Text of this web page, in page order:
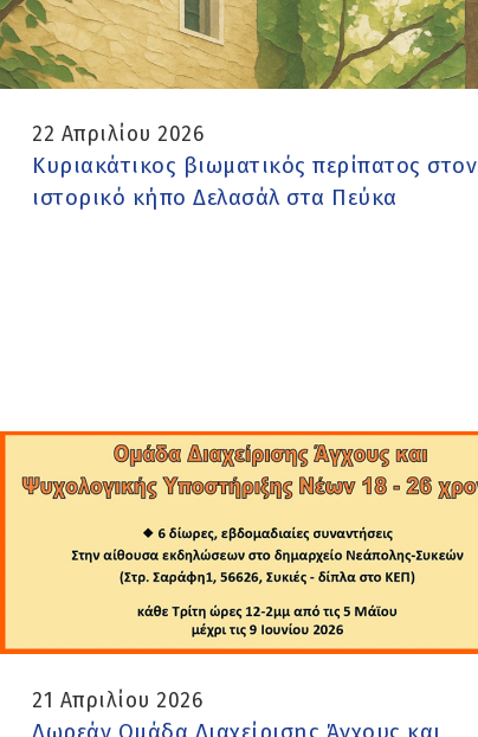
22 Απριλίου 2026
Κυριακάτικος βιωματικός περίπατος στον
ιστορικό κήπο Δελασάλ στα Πεύκα
21 Απριλίου 2026
Δωρεάν Ομάδα Διαχείρισης Άγχους και